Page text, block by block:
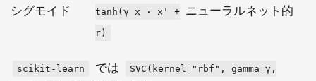
シグモイド
tanh(γ x · x' +
r)
ニューラルネット的
scikit-learn では
SVC(kernel="rbf", gamma=γ,